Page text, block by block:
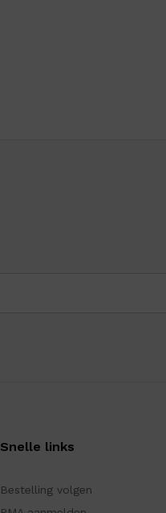
Snelle links
Bestelling volgen